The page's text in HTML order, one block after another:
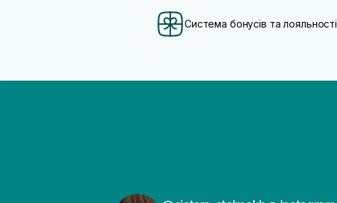
Система бонусів та лояльності